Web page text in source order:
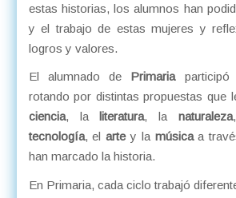
estas historias, los alumnos han
y el trabajo de estas mujeres y
logros y valores.
El alumnado de Primaria
rotando por distintas propuestas que
ciencia, la literatura, la naturaleza
tecnología, elartey la músicaa
han marcado la historia.
En Primaria, cada ciclo trabajó